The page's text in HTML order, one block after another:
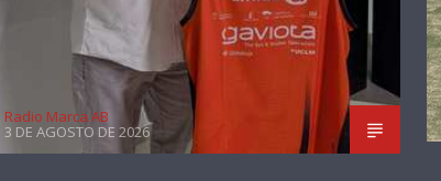
Radio Marca AB
3 DE AGOSTO DE 2026